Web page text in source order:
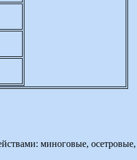
миноговые,